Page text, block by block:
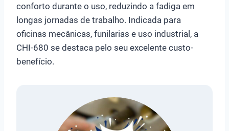
conforto durante o uso, reduzindo a fadiga em
longas jornadas de trabalho. Indicada para
oficinas mecânicas, funilarias e uso industrial, a
CHI-680 se destaca pelo seu excelente custo-
benefício.